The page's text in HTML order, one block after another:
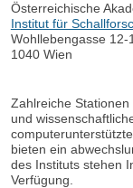
Österreichische
Institut für
Wohllebengasse 12-
1040 Wien
Zahlreiche
und
bieten ein
des Instituts stehen
Verfügung.